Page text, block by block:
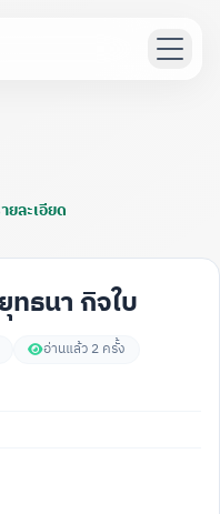
ยละเอียด
ธนา กิจใบ
อ่านแล้ว 2 ครั้ง